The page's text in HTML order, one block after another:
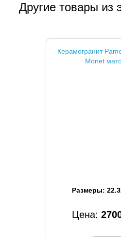
Другие товары из
Керамогранит
Monet
Размеры: 22.3
Цена: